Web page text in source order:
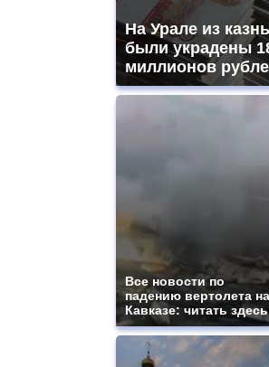
На Урале из
были украдены
миллионов
Все новости по
падению вертолета на
Кавказе: читать здесь